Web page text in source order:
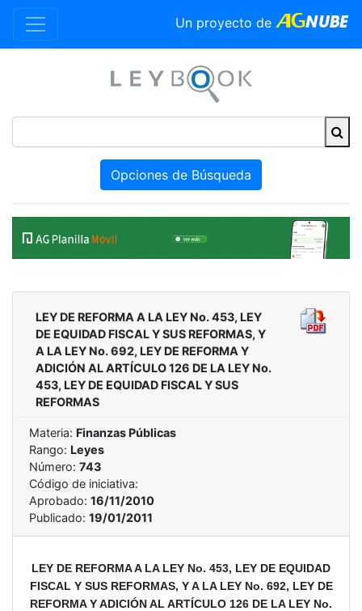
Un proyecto de
Opciones de Búsqueda
LEY DE REFORMA A LA LEY No. 453, LEY
DE EQUIDAD FISCAL Y SUS REFORMAS, Y
A LA LEY No. 692, LEY DE REFORMA Y
ADICIÓN AL ARTÍCULO 126 DE LA LEY No.
453, LEY DE EQUIDAD FISCAL Y SUS
REFORMAS
Materia: Finanzas Públicas
Rango: Leyes
Número: 743
Código de iniciativa:
Aprobado: 16/11/2010
Publicado: 19/01/2011
LEY DE REFORMA A LA LEY No. 453, LEY DE EQUIDAD
FISCAL Y SUS REFORMAS, Y A LA LEY No. 692, LEY DE
REFORMA Y ADICIÓN AL ARTÍCULO 126 DE LA LEY No.